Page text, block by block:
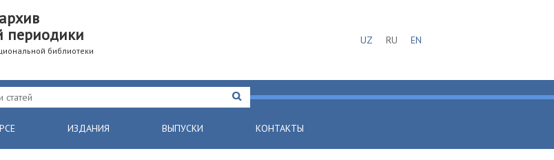
периодики
библиотеки
UZ RU EN
ИЗДАНИЯ ВЫПУСКИ КОНТАКТЫ